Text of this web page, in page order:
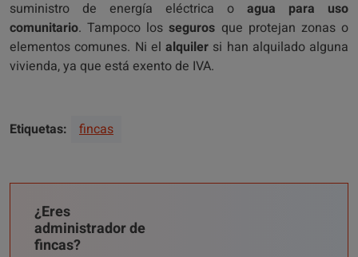
suministro de energía eléctrica o agua para uso
comunitario. Tampoco losseguros que protejan zonas o
elementos comunes. Ni el alquiler si han alquilado alguna
vivienda, ya que está exento de IVA.
Etiquetas: fincas
¿Eres
administrador de
fincas?